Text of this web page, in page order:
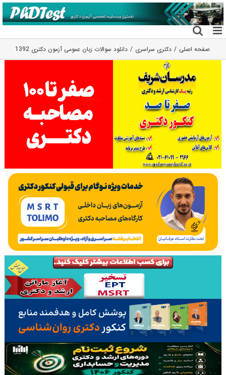
رفتن
به
محتوا
صفحه اصلی دکتری سراسری دانلود سوالات زبان عمومی آزمون دکتری 1392